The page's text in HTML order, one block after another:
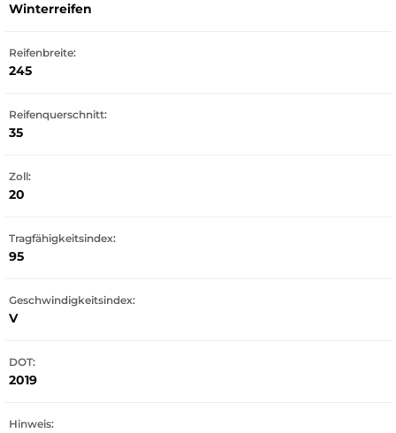
Winterreifen
Reifenbreite:
245
Reifenquerschnitt:
35
Zoll:
20
Tragfähigkeitsindex:
95
Geschwindigkeitsindex:
V
DOT:
2019
Hinweis: